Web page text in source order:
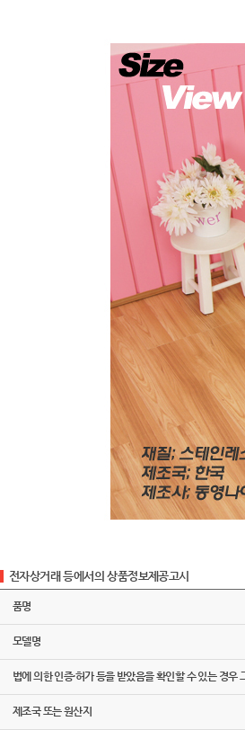
전자상거래 등에서의 상품정보제공고시
품명
모델명
법에 의한 인증·허가 등을 받았음을 확인할 수 있는 경우
제조국 또는 원산지